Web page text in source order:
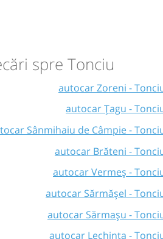
spre Tonciu
autocar Zoreni -
autocar Țagu -
Sânmihaiu de Câmpie -
autocar Brăteni -
autocar Vermeș -
autocar Sărmășel -
autocar Sărmașu -
autocar Lechința -